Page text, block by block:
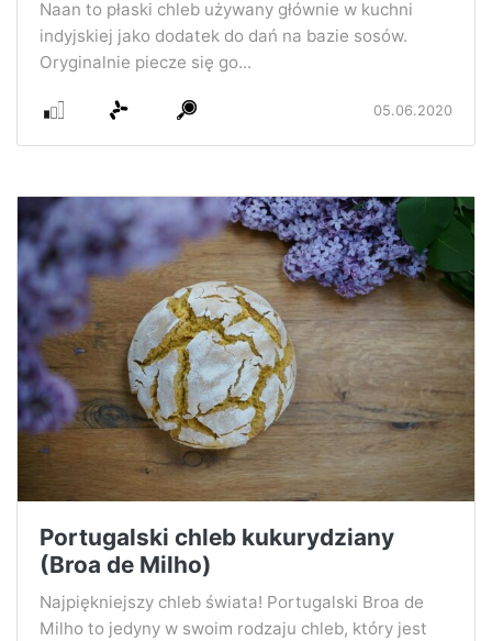
Naan to płaski chleb używany głównie w kuchni
indyjskiej jako dodatek do dań na bazie sosów.
Oryginalnie piecze się go...
05.06.2020
Portugalski chleb kukurydziany
(Broa de Milho)
Najpiękniejszy chleb świata! Portugalski Broa de
Milho to jedyny w swoim rodzaju chleb, który jest